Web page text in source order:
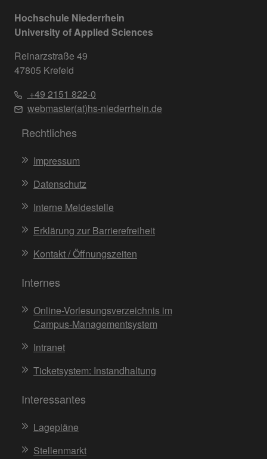
Hochschule Niederrhein
University of Applied Sciences
Reinarzstraße 49
47805 Krefeld
+49 2151 822-0
webmaster(at)hs-niederrhein.de
Rechtliches
Impressum
Datenschutz
Interne Meldestelle
Erklärung zur Barrierefreiheit
Kontakt / Öffnungszeiten
Internes
Online-Vorlesungsverzeichnis im
Campus-Managementsystem
Intranet
Ticketsystem: Instandhaltung
Interessantes
Lagepläne
Stellenmarkt